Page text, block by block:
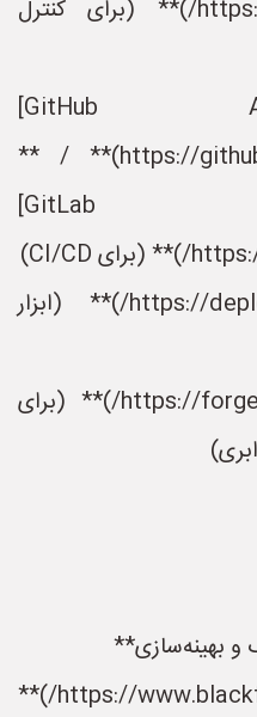
- **[Git](https://git-scm.com/)** (برای کنترل
- **[GitHub Actions]
(https://github.com/features/actions)** / **
[GitLab CI/CD]
- **[Deployer](https://deployer.org/)** (ابزار
- **[Forge](https://forge.laravel.com/)** (برای
- **[Blackfire](https://www.blackfire.io/)**